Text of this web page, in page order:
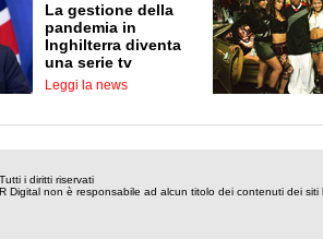
La gestione della
pandemia in
Inghilterra diventa
una serie tv
Leggi la news
Tutti i diritti riservati
R Digital non è responsabile ad alcun titolo dei contenuti dei siti